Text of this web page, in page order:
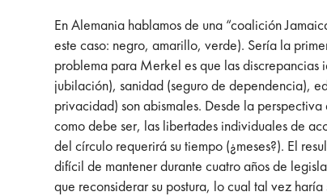
En Alemania hablamos de una “coalición
este caso: negro, amarillo, verde). Sería la
problema para Merkel es que las discrepancias
jubilación), sanidad (seguro de dependencia),
privacidad) son abismales. Desde la
como debe ser, las libertades individuales de
del círculo requerirá su tiempo (¿meses?). El
difícil de mantener durante cuatro años de
que reconsiderar su postura, lo cual tal vez